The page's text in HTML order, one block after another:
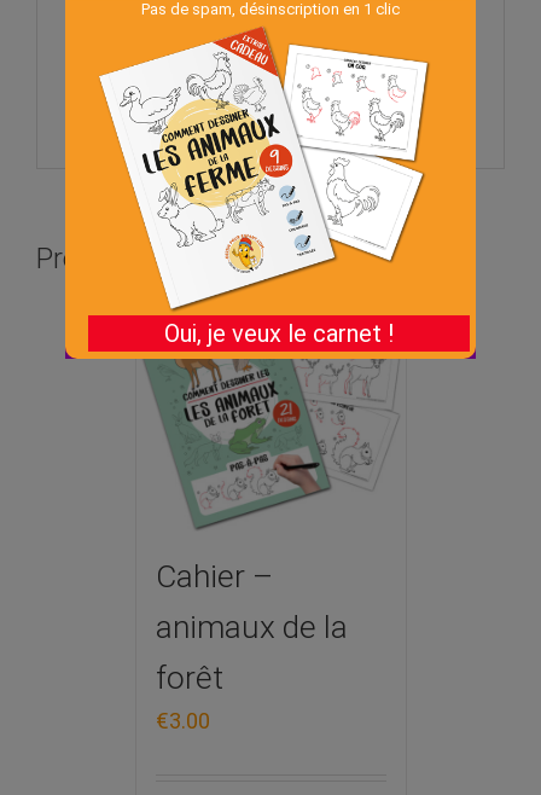
Le Cochon d’Inde
Le Taureau
Le Poussin
Le Pigeon
Produits apparentés
Cahier –
animaux de la
forêt
€3.00